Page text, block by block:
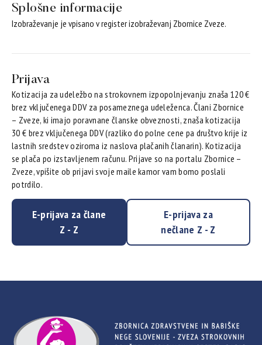
Splošne informacije
Izobraževanje je vpisano v register izobraževanj Zbornice Zveze.
Prijava
Kotizacija za udeležbo na strokovnem izpopolnjevanju znaša 120 €
brez vključenega DDV za posameznega udeleženca. Člani Zbornice
– Zveze, ki imajo poravnane članske obveznosti, znaša kotizacija
30 € brez vključenega DDV (razliko do polne cene pa društvo krije iz
lastnih sredstev oziroma iz naslova plačanih članarin). Kotizacija
se plača po izstavljenem računu. Prijave so na portalu Zbornice –
Zveze, vpišite ob prijavi svoje maile kamor vam bomo poslali
potrdilo.
E-prijava za člane
Z - Z
E-prijava za
nečlane Z - Z